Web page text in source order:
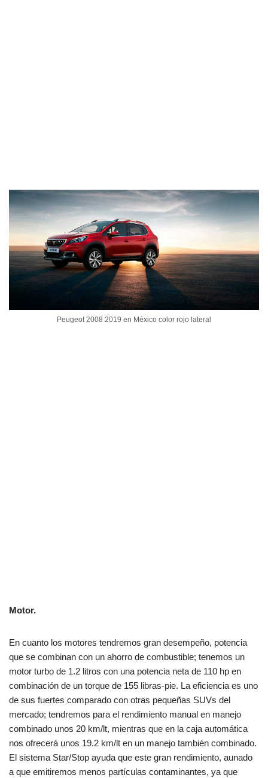
Peugeot 2008 2019 en México color rojo lateral
Motor.
En cuanto los motores tendremos gran desempeño, potencia
que se combinan con un ahorro de combustible; tenemos un
motor turbo de 1.2 litros con una potencia neta de 110 hp en
combinación de un torque de 155 libras-pie. La eficiencia es uno
de sus fuertes comparado con otras pequeñas SUVs del
mercado; tendremos para el rendimiento manual en manejo
combinado unos 20 km/lt, mientras que en la caja automática
nos ofrecerá unos 19.2 km/lt en un manejo también combinado.
El sistema Star/Stop ayuda que este gran rendimiento, aunado
a que emitiremos menos partículas contaminantes, ya que